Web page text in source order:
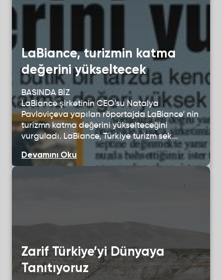
LaBiance, turizmin katma
değerini yükseltecek
BASINDA BİZ
LaBiance şirketinin CEO’su Natalya
Pavloviçeva yapılan röportajda LaBiance’ nin
turizmn katma değerini yükselteceğini
vurguladı. LaBiance, Türkiye turizm sek...
Devamını Oku
Zarif Türkiye’yi Dünyaya
Tanıtıyoruz